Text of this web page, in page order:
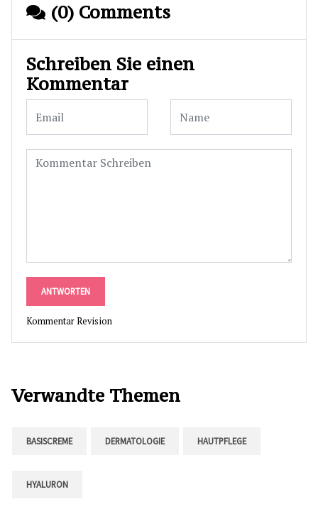
(0) Comments
Schreiben Sie einen
Kommentar
ANTWORTEN
Kommentar Revision
Verwandte Themen
BASISCREME DERMATOLOGIE HAUTPFLEGE
HYALURON